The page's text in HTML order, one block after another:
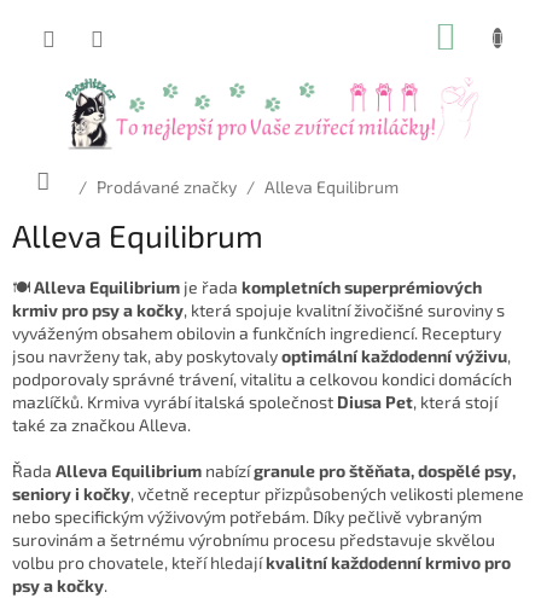
Domů
/ Prodávané značky / Alleva Equilibrum
Alleva Equilibrum
🍽️Alleva Equilibrium je řada kompletních superprémiových
krmiv pro psy a kočky, která spojuje kvalitní živočišné suroviny s
vyváženým obsahem obilovin a funkčních ingrediencí. Receptury
jsou navrženy tak, aby poskytovalyoptimální každodenní výživu,
podporovaly správné trávení, vitalitu a celkovou kondici domácích
mazlíčků. Krmiva vyrábí italská společnost Diusa Pet, která stojí
také za značkou Alleva.
Řada Alleva Equilibrium nabízígranule pro štěňata, dospělé psy,
seniory i kočky, včetně receptur přizpůsobených velikosti plemene
nebo specifickým výživovým potřebám. Díky pečlivě vybraným
surovinám a šetrnému výrobnímu procesu představuje skvělou
volbu pro chovatele, kteří hledajíkvalitní každodenní krmivo pro
psy a kočky.